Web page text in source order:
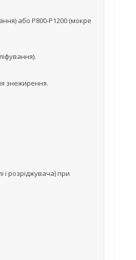
або Р800-Р1200 (мокре
знежирення.
і розріджувача) при